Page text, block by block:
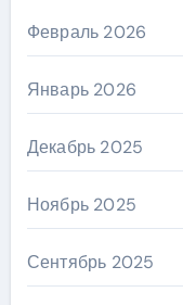
Февраль 2026
Январь 2026
Декабрь 2025
Ноябрь 2025
Сентябрь 2025